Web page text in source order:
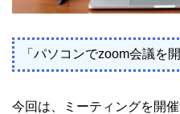
「パソコンでzoom会議を
今回は、ミーティングを開